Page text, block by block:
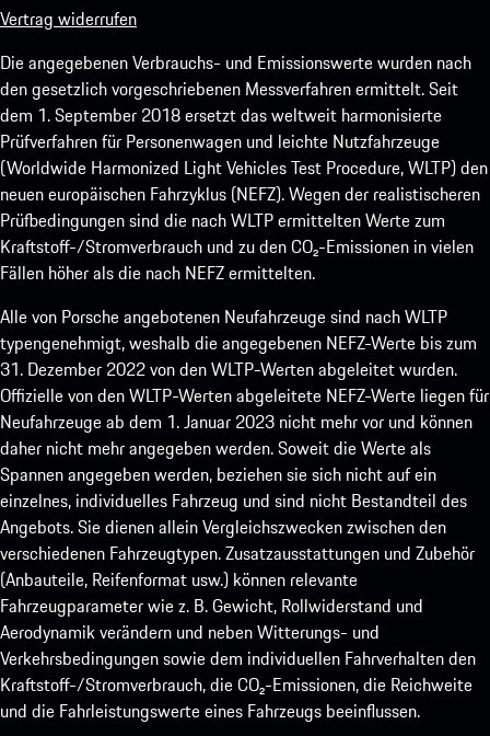
Vertrag widerrufen
Die angegebenen Verbrauchs- und Emissionswerte wurden nach
den gesetzlich vorgeschriebenen Messverfahren ermittelt. Seit
dem 1. September 2018 ersetzt das weltweit harmonisierte
Prüfverfahren für Personenwagen und leichte Nutzfahrzeuge
(Worldwide Harmonized Light Vehicles Test Procedure, WLTP) den
neuen europäischen Fahrzyklus (NEFZ). Wegen der realistischeren
Prüfbedingungen sind die nach WLTP ermittelten Werte zum
Kraftstoff-/Stromverbrauch und zu den CO₂-Emissionen in vielen
Fällen höher als die nach NEFZ ermittelten.
Alle von Porsche angebotenen Neufahrzeuge sind nach WLTP
typengenehmigt, weshalb die angegebenen NEFZ-Werte bis zum
31. Dezember 2022 von den WLTP-Werten abgeleitet wurden.
Offizielle von den WLTP-Werten abgeleitete NEFZ-Werte liegen für
Neufahrzeuge ab dem 1. Januar 2023 nicht mehr vor und können
daher nicht mehr angegeben werden. Soweit die Werte als
Spannen angegeben werden, beziehen sie sich nicht auf ein
einzelnes, individuelles Fahrzeug und sind nicht Bestandteil des
Angebots. Sie dienen allein Vergleichszwecken zwischen den
verschiedenen Fahrzeugtypen. Zusatzausstattungen und Zubehör
(Anbauteile, Reifenformat usw.) können relevante
Fahrzeugparameter wie z. B. Gewicht, Rollwiderstand und
Aerodynamik verändern und neben Witterungs- und
Verkehrsbedingungen sowie dem individuellen Fahrverhalten den
Kraftstoff-/Stromverbrauch, die CO₂-Emissionen, die Reichweite
und die Fahrleistungswerte eines Fahrzeugs beeinflussen.